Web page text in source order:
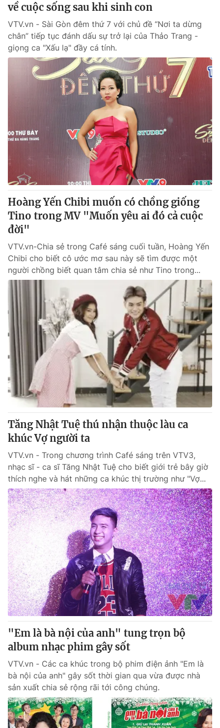
về cuộc sống sau khi sinh con
VTV.vn - Sài Gòn đêm thứ 7 với chủ đề “Nơi ta dừng
chân” tiếp tục đánh dấu sự trở lại của Thảo Trang -
giọng ca "Xấu lạ" đầy cá tính.
Hoàng Yến Chibi muốn có chồng giống
Tino trong MV "Muốn yêu ai đó cả cuộc
đời"
VTV.vn-Chia sẻ trong Café sáng cuối tuần, Hoàng Yến
Chibi cho biết cô ước mơ sau này sẽ tìm được một
người chồng biết quan tâm chia sẻ như Tino trong...
Tăng Nhật Tuệ thú nhận thuộc làu ca
khúc Vợ người ta
VTV.vn - Trong chương trình Café sáng trên VTV3,
nhạc sĩ - ca sĩ Tăng Nhật Tuệ cho biết giới trẻ bây giờ
thích nghe và hát những ca khúc thị trường như "Vợ...
"Em là bà nội của anh" tung trọn bộ
album nhạc phim gây sốt
VTV.vn - Các ca khúc trong bộ phim điện ảnh "Em là
bà nội của anh" gây sốt thời gian qua vừa được nhà
sản xuất chia sẻ rộng rãi tới công chúng.